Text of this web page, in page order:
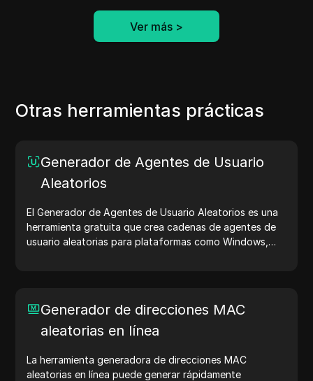
Ver más >
Otras herramientas prácticas
Generador de Agentes de Usuario
Aleatorios
El Generador de Agentes de Usuario Aleatorios es una
herramienta gratuita que crea cadenas de agentes de
usuario aleatorias para plataformas como Windows,
y optimización del desarrollo. Simplifica tus flujos de
trabajo: ¡genera agentes de usuario hoy!
Generador de direcciones MAC
aleatorias en línea
La herramienta generadora de direcciones MAC
aleatorias en línea puede generar rápidamente